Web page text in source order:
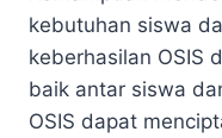
kebutuhan siswa
keberhasilan OSIS
baik antar siswa
OSIS dapat